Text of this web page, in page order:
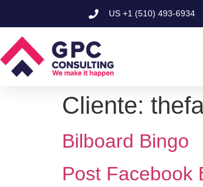
US+1 (510) 493-6934
Cliente:
Bilboard Bingo
Post Facebook